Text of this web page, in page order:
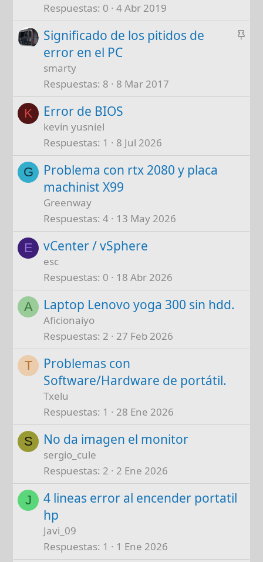
a
d
Respuestas 0 4 Abr 2019
A
a
Significado de los pitidos de
error en el PC
smarty
Respuestas 8 8 Mar 2017
K Error de BIOS
kevin yusniel
Respuestas 1 8 Jul 2026
G
Problema con rtx 2080 y placa
machinist X99
Greenway
Respuestas 4 13 May 2026
E vCenter / vSphere
esc
Respuestas 0 18 Abr 2026
A Laptop Lenovo yoga 300 sin hdd.
Aficionaiyo
Respuestas 2 27 Feb 2026
T
Problemas con
Software/Hardware de portátil.
Txelu
Respuestas 1 28 Ene 2026
S No da imagen el monitor
sergio_cule
Respuestas 2 2 Ene 2026
J
4 lineas error al encender portatil
hp
Javi_09
Respuestas 1 1 Ene 2026